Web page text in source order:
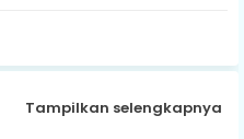
Tampilkan selengkapnya